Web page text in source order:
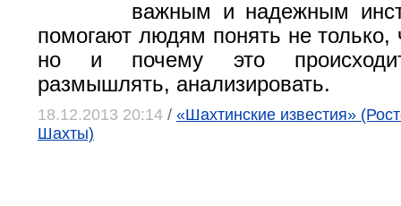
важным и надежным
помогают людям понять не только,
но и почему это
размышлять, анализировать.
18.12.2013 20:14 / «Шахтинские известия»
Шахты)